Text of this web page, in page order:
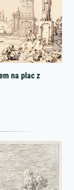
na plac z